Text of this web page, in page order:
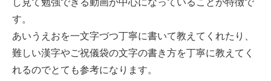
し見て勉強できる動画が中心になっていることが特徴で
す。
あいうえおを一文字づつ丁寧に書いて教えてくれたり、
難しい漢字やご祝儀袋の文字の書き方を丁寧に教えてく
れるのでとても参考になります。